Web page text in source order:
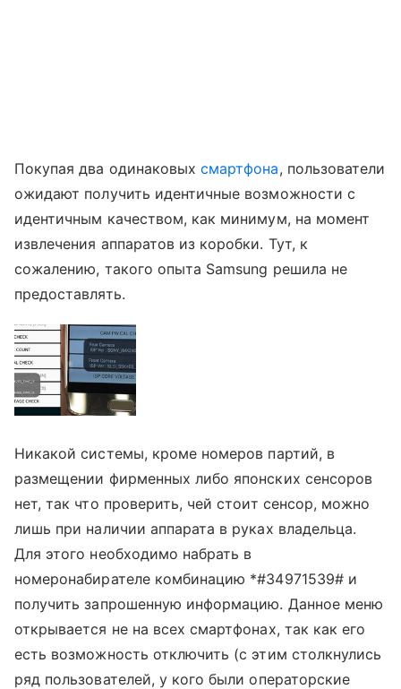
Покупая два одинаковыхсмартфона, пользователи
ожидают получить идентичные возможности с
идентичным качеством, как минимум, на момент
извлечения аппаратов из коробки. Тут, к
сожалению, такого опыта Samsung решила не
предоставлять.
Никакой системы, кроме номеров партий, в
размещении фирменных либо японских сенсоров
нет, так что проверить, чей стоит сенсор, можно
лишь при наличии аппарата в руках владельца.
Для этого необходимо набрать в
номеронабирателе комбинацию *#34971539# и
получить запрошенную информацию. Данное меню
открывается не на всех смартфонах, так как его
есть возможность отключить (с этим столкнулись
ряд пользователей, у кого были операторские